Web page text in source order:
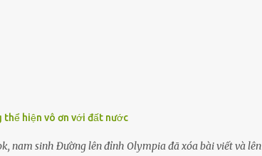
thể sẽ bỏ lỡ cơ hội và gặp nguy hiểm. Trẻ con có biết gì
thể hiện vô ơn với đất nước
nam sinh Đường lên đỉnh Olympia đã xóa bài viết và lên